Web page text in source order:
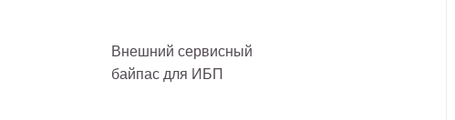
Внешний сервисный
байпас для ИБП